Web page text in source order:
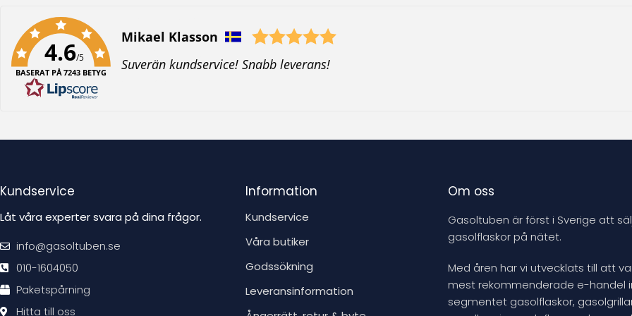
4.6/5
BASERAT PÅ 7243 BETYG
Författare:
Mikael Klasson
T
Suverän kundservice! Snabb leverans!
Kundservice
Låt våra experter svara på dina frågor.
info@gasoltuben.se
010-1604050
Paketspårning
Hitta till oss
Information
Kundservice
Våra butiker
Godssökning
Leveransinformation
Om oss
Gasoltuben är först i Sverige att
gasolflaskor på nätet.
Med åren har vi utvecklats till att
mest rekommenderade e-handel
segmentet gasolflaskor,